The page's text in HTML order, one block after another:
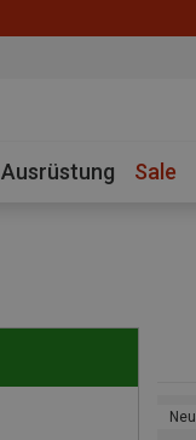
Ausrüstung Sale
Neu